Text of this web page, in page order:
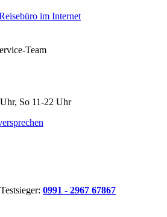
Team
So 11-22 Uhr
: 0991 - 2967 67867